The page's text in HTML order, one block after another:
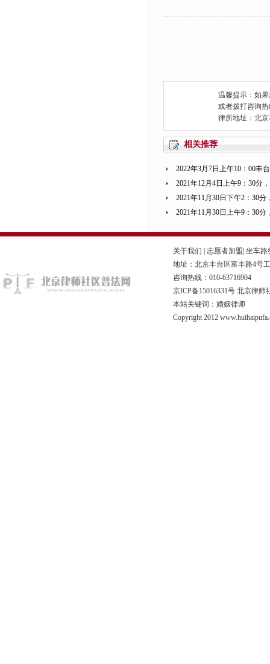
温馨提示：如
或者拨打咨询热
律所地址：北
相关推荐
2022年3月7日上午10：00丰
2021年12月4日上午9：30分
2021年11月30日下午2：30
2021年11月30日上午9：30
关于我们 志愿者加盟 坐车路
地址：北京丰台区富丰路4号
咨询热线：010-63716904
京ICP备15016331号 北京律师
本站关键词：婚姻律师
Copyright 2012